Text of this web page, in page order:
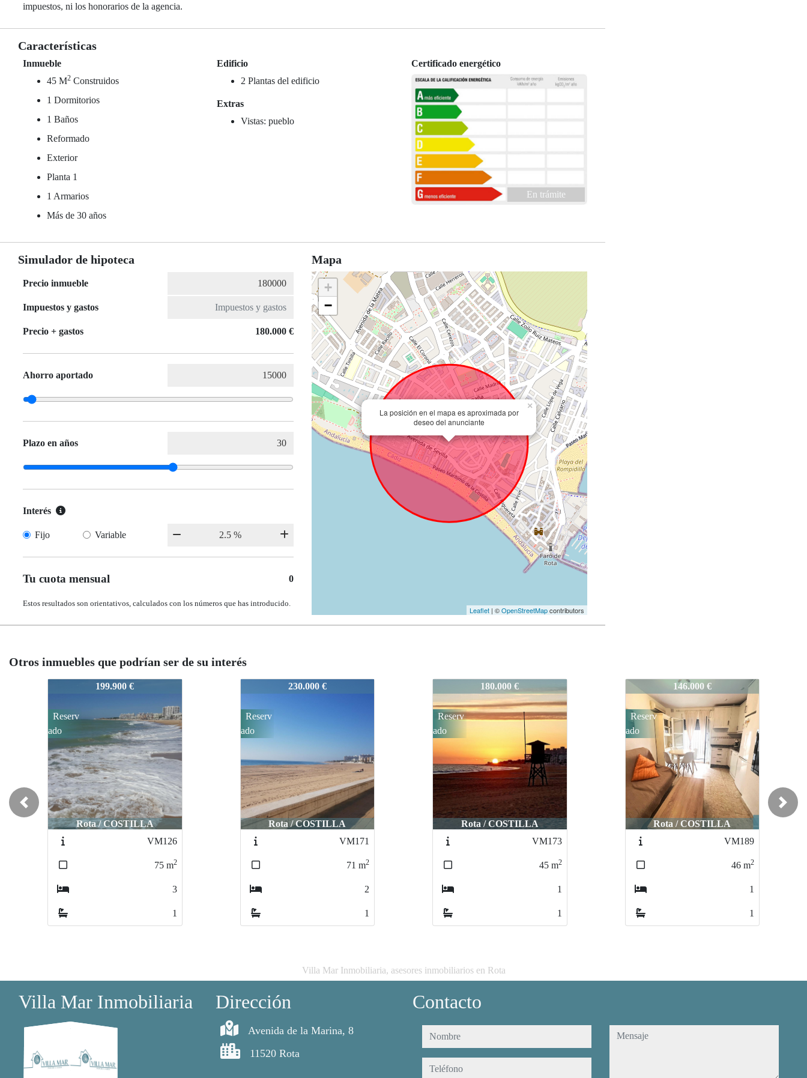
impuestos, ni los honorarios de la agencia.
Características
Inmueble
45 M2 Construidos
1 Dormitorios
1 Baños
Reformado
Exterior
Planta 1
1 Armarios
Más de 30 años
Edificio
2 Plantas del edificio
Extras
Vistas: pueblo
Certificado energético
En trámite
Simulador de hipoteca
Precio inmueble
Impuestos y gastos
Precio + gastos 180.000 €
Ahorro aportado
Plazo en años
Interés
Fijo Variable
Tu cuota mensual 0
Estos resultados son orientativos, calculados con los números que has introducido.
Mapa
La posición en el mapa es aproximada por
deseo del anunciante
×
+
−
Leaflet | ©OpenStreetMapcontributors
Otros inmuebles que podrían ser de su interés
230.000 €
Rota / COSTILLA
Reserv
ado
VM171
71 m2
2
1
180.000 €
Rota / COSTILLA
Reserv
ado
VM173
45 m2
1
1
146.000 €
Rota / COSTILLA
Reserv
ado
VM189
46 m2
1
1
240.000 €
Rota / COSTILLA
Reserv
ado
VM158
80 m2
3
1
Previous Next
Villa Mar Inmobiliaria, asesores inmobiliarios en Rota
Villa Mar Inmobiliaria Dirección
Avenida de la Marina, 8
11520 Rota
Contacto
nombre
teléfono
mensaje